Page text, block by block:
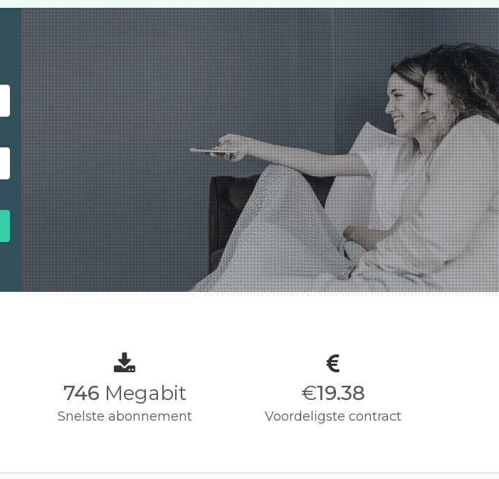
750 Megabit
Snelste abonnement
€19.50
Voordeligste contract